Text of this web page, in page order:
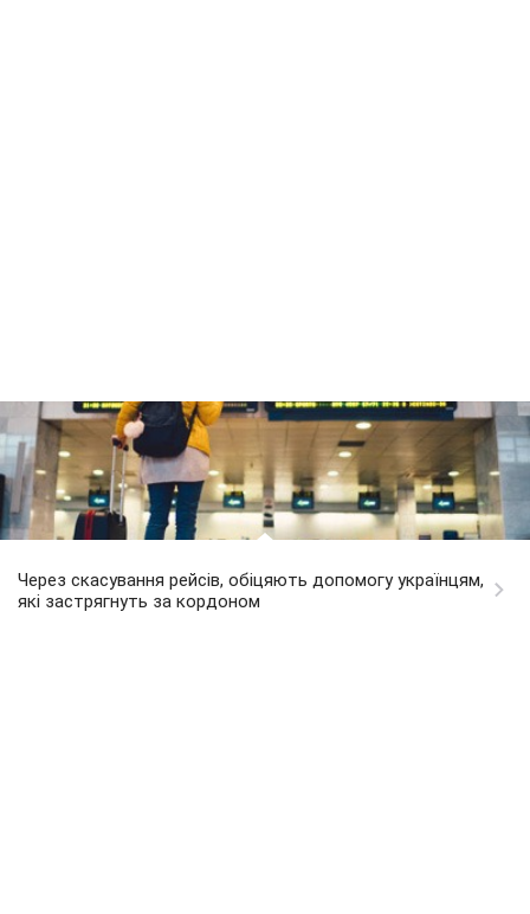
Через скасування рейсів, обіцяють допомогу українцям,
які застрягнуть за кордоном